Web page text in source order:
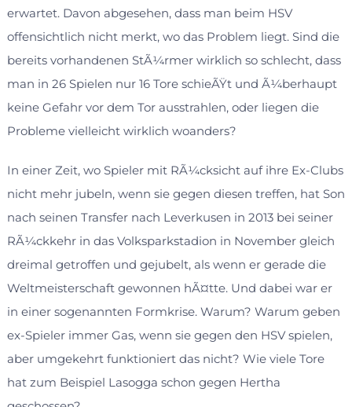
erwartet. Davon abgesehen, dass man beim HSV
offensichtlich nicht merkt, wo das Problem liegt. Sind die
bereits vorhandenen StÃ¼rmer wirklich so schlecht, dass
man in 26 Spielen nur 16 Tore schieÃŸt und Ã¼berhaupt
keine Gefahr vor dem Tor ausstrahlen, oder liegen die
Probleme vielleicht wirklich woanders?
In einer Zeit, wo Spieler mit RÃ¼cksicht auf ihre Ex-Clubs
nicht mehr jubeln, wenn sie gegen diesen treffen, hat Son
nach seinen Transfer nach Leverkusen in 2013 bei seiner
RÃ¼ckkehr in das Volksparkstadion in November gleich
dreimal getroffen und gejubelt, als wenn er gerade die
Weltmeisterschaft gewonnen hÃ¤tte. Und dabei war er
in einer sogenannten Formkrise. Warum? Warum geben
ex-Spieler immer Gas, wenn sie gegen den HSV spielen,
aber umgekehrt funktioniert das nicht? Wie viele Tore
hat zum Beispiel Lasogga schon gegen Hertha